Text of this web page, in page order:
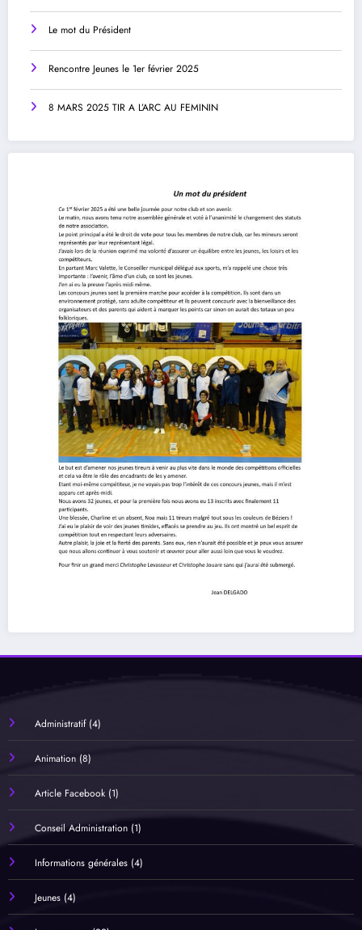
Le mot du Président
Rencontre Jeunes le 1er février 2025
8 MARS 2025 TIR A L’ARC AU FEMININ
Administratif(4)
Animation(8)
Article Facebook(1)
Conseil Administration(1)
Informations générales(4)
Jeunes(4)